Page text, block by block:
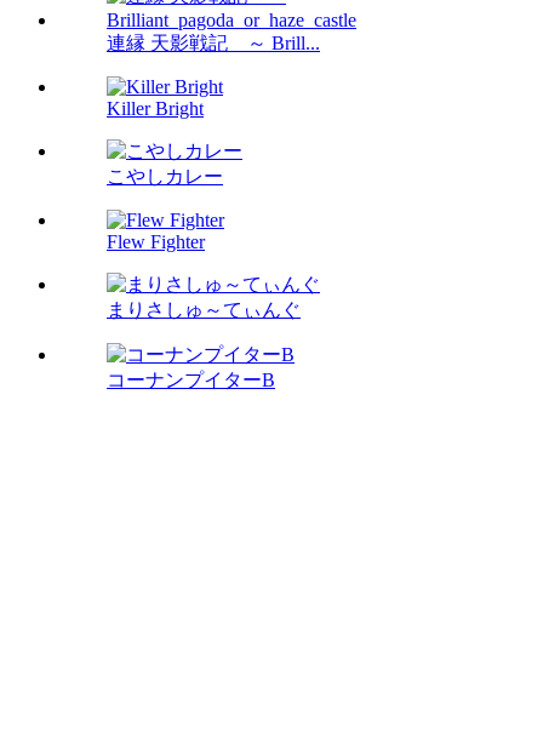
連縁 天影戦記 ～ Brill...
Killer Bright
こやしカレー
Flew Fighter
まりさしゅ～てぃんぐ
コーナンプイターB